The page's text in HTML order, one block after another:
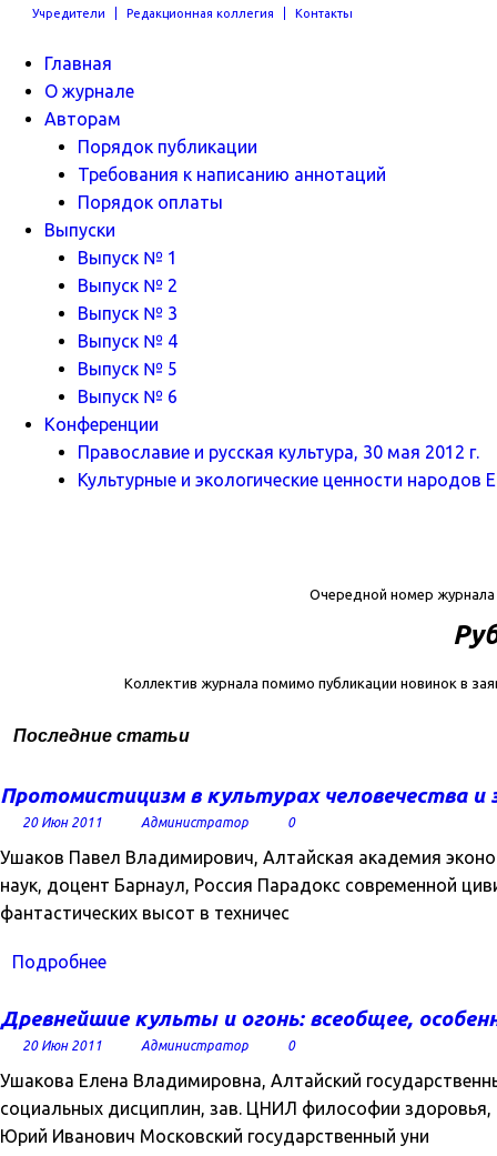
Учредители Редакционная коллегия Контакты
Главная
О журнале
Авторам
Порядок публикации
Требования к написанию аннотаций
Порядок оплаты
Выпуски
Выпуск № 1
Выпуск № 2
Выпуск № 3
Выпуск № 4
Выпуск № 5
Выпуск № 6
Конференции
Православие и русская культура, 30 мая 2012 г.
Культурные и экологические ценности народов
Очередной номер
Коллектив журнала помимо публикации новинок в
Последние статьи
Протомистицизм в культурах человечества и
20 Июн 2011 Администратор 0
Ушаков Павел Владимирович, Алтайская академия
наук, доцент Барнаул, Россия Парадокс современной
фантастических высот в техничес
Подробнее
Древнейшие культы и огонь: всеобщее,
20 Июн 2011 Администратор 0
Ушакова Елена Владимировна, Алтайский
социальных дисциплин, зав. ЦНИЛ философии
Юрий Иванович Московский государственный уни